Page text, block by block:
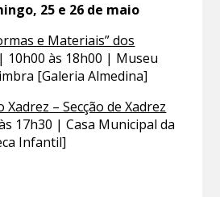
25 e 26 de maio
e Materiais” dos
| 10h00 às 18h00 | Museu
[Galeria Almedina]
– Secção de Xadrez
17h30 | Casa Municipal da
Infantil]